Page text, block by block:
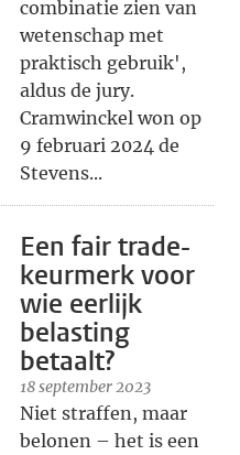
combinatie zien van
wetenschap met
praktisch gebruik',
aldus de jury.
Cramwinckel won op
9 februari 2024 de
Stevens...
Een fair trade-
keurmerk voor
wie eerlijk
belasting
betaalt?
18 september 2023
Niet straffen, maar
belonen – het is een